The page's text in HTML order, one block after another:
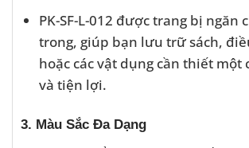
PK-SF-L-012 được trang bị ngăn
trong, giúp bạn lưu trữ sách,
hoặc các vật dụng cần thiết một
và tiện lợi.
3. Màu Sắc Đa Dạng